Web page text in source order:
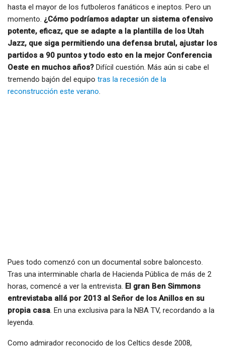
hasta el mayor de los futboleros fanáticos e ineptos. Pero un
momento. ¿Cómo podríamos adaptar un sistema ofensivo
potente, eficaz, que se adapte a la plantilla de los Utah
Jazz, que siga permitiendo una defensa brutal, ajustar los
partidos a 90 puntos y todo esto en la mejor Conferencia
Oeste en muchos años? Difícil cuestión. Más aún si cabe el
tremendo bajón del equipo tras la recesión de la
reconstrucción este verano
Pues todo comenzó con un documental sobre baloncesto.
Tras una interminable charla de Hacienda Pública de más de 2
horas, comencé a ver la entrevista. El gran Ben Simmons
entrevistaba allá por 2013 al Señor de los Anillos en su
propia casa . En una exclusiva para la NBA TV, recordando a la
leyenda.
Como admirador reconocido de los Celtics desde 2008,